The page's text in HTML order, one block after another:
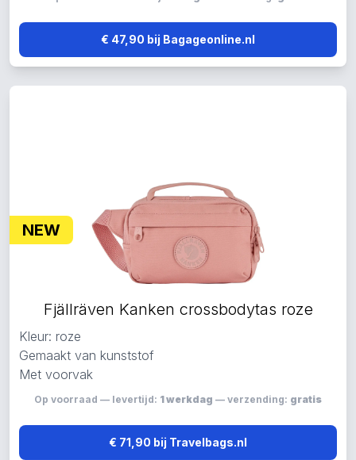
€ 47,90 bij Bagageonline.nl
NEW
Fjällräven Kanken crossbodytas roze
Kleur: roze
Gemaakt van kunststof
Met voorvak
Op voorraad — levertijd: 1 werkdag — verzending: gratis
€ 71,90 bij Travelbags.nl